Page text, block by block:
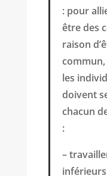
: pour
être des
raison
les
doivent
chacun
:
–